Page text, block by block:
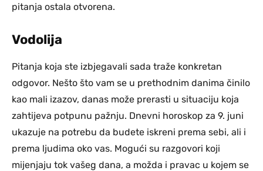
pitanja ostala otvorena.
Vodolija
Pitanja koja ste izbjegavali sada traže konkretan
odgovor. Nešto što vam se u prethodnim danima činilo
kao mali izazov, danas može prerasti u situaciju koja
zahtijeva potpunu pažnju. Dnevni horoskop za 9. juni
ukazuje na potrebu da budete iskreni prema sebi, ali i
prema ljudima oko vas. Mogući su razgovori koji
mijenjaju tok vašeg dana, a možda i pravac u kojem se